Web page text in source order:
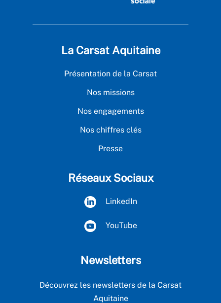
La Carsat Aquitaine
Présentation de la Carsat
Nos missions
Nos engagements
Nos chiffres clés
Presse
Réseaux Sociaux
LinkedIn
YouTube
Newsletters
Découvrez les newsletters de la Carsat
Aquitaine